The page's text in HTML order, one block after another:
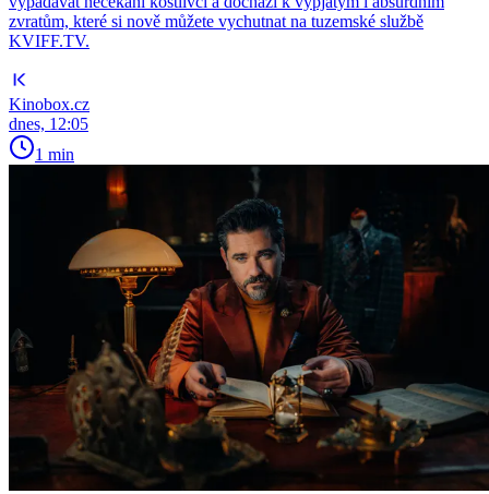
zvratům, které si nově můžete vychutnat na tuzemské službě
KVIFF.TV.
Kinobox.cz
dnes, 12:05
1 min